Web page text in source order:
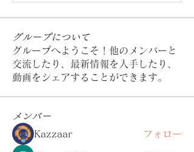
グループについて
グループへようこそ！他のメンバーと
交流したり、最新情報を入手したり、
動画をシェアすることができます。
メンバー
Kazzaar
フォロー